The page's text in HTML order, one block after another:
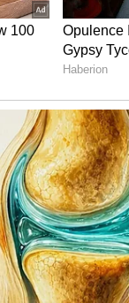
ఉన్నాయా?
మురికి
ఆదో గేమ్ లా